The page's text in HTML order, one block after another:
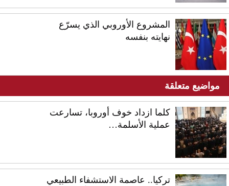
المشروع الأوروبي الذي يسرّع
نهايته بنفسه
مواضيع متعلقة
كلما ازداد خوف أوروبا، تسارعت
عملية الأسلمة…
تركيا.. عاصمة الاستشفاء الطبيعي